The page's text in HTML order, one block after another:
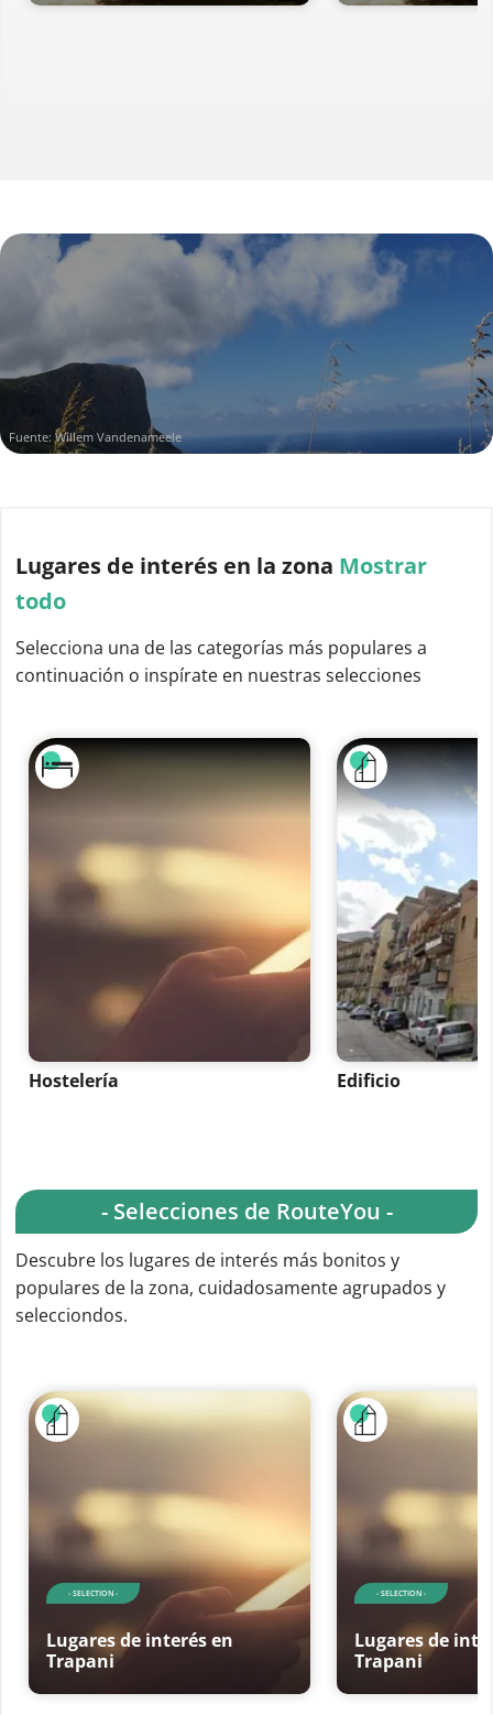
Fuente: Willem Vandenameele
Lugares de interés en la zona Mostrar
todo
Selecciona una de las categorías más populares a
continuación o inspírate en nuestras selecciones
Hostelería Edificio
- Selecciones de RouteYou -
Descubre los lugares de interés más bonitos y
populares de la zona, cuidadosamente agrupados y
selecciondos.
- SELECTION -
Lugares de interés en
Trapani
- SELECTION -
Lugares de
Trapani